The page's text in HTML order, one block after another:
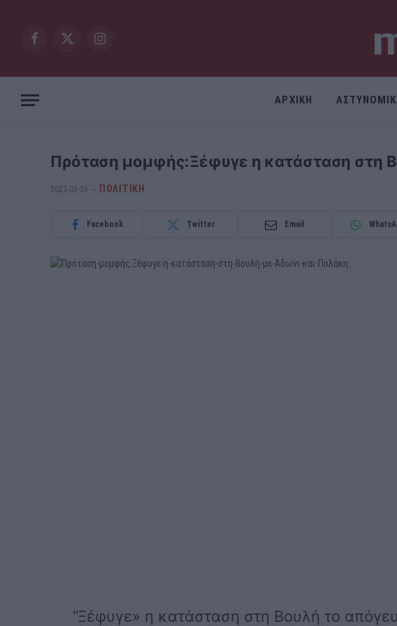
Facebook
X
Instagram
ΑΡΧΙΚΗ
Πρόταση μομφής:Ξέφυγε η κατάσταση στη
2023-03-28 ΠΟΛΙΤΙΚΗ
Facebook Twitter Email
“Ξέφυγε» η κατάσταση στη Βουλή το